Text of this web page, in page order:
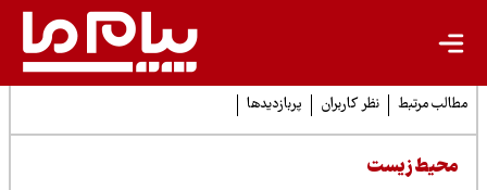
مرتبط نظر کاربران پربازدیدها
زیست